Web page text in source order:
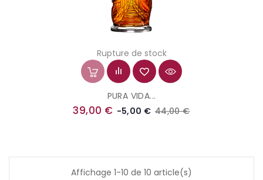
Rupture de stock
PURA VIDA...
Prix
39,00 € -5,00 € Prix
44,00 €
Affichage 1-10 de 10 article(s)